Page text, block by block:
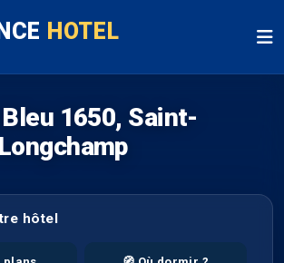
HOTEL
1650, Saint-
hôtel